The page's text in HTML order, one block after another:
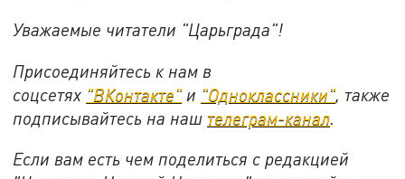
Уважаемые читатели "Царьграда"!
Присоединяйтесь к нам в
соцсетях "ВКонтакте" и "Одноклассники" также
подписывайтесь на наш телеграм-канал
Если вам есть чем поделиться с редакцией